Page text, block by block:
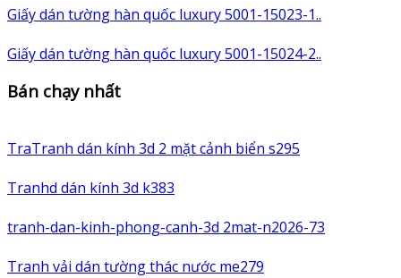
Giấy dán tường hàn quốc luxury 5001-15023-1..
Giấy dán tường hàn quốc luxury 5001-15024-2..
Bán chạy nhất
TraTranh dán kính 3d 2 mặt cảnh biển s295
Tranhd dán kính 3d k383
tranh-dan-kinh-phong-canh-3d 2mat-n2026-73
Tranh vải dán tường thác nước me279